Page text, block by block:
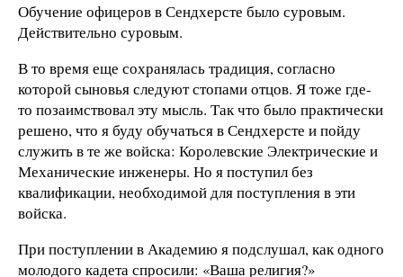
Обучение офицеров в Сендхерсте было суровым.
Действительно суровым.
В то время еще сохранялась традиция, согласно
которой сыновья следуют стопами отцов. Я тоже где-
то позаимствовал эту мысль. Так что было практически
решено, что я буду обучаться в Сендхерсте и пойду
служить в те же войска: Королевские Электрические и
Механические инженеры. Но я поступил без
квалификации, необходимой для поступления в эти
войска.
При поступлении в Академию я подслушал, как одного
молодого кадета спросили: «Ваша религия?»